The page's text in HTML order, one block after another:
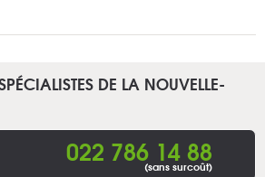
DE LA NOUVELLE-
022 786 14 88
(sans surcoût)